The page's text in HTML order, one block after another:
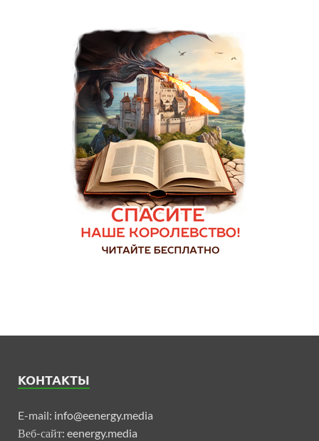
КОНТАКТЫ
E-mail: info@eenergy.media
Веб-сайт: eenergy.media